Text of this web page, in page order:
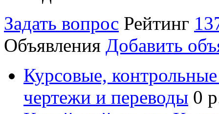
Задать вопрос Рейтинг
Объявления Добавить
Курсовые,
чертежи и переводы 0